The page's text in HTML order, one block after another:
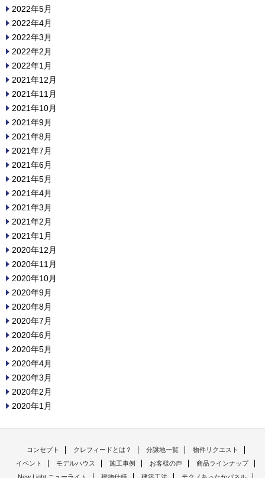
2022年5月
2022年4月
2022年3月
2022年2月
2022年1月
2021年12月
2021年11月
2021年10月
2021年9月
2021年8月
2021年7月
2021年6月
2021年5月
2021年4月
2021年3月
2021年2月
2021年1月
2020年12月
2020年11月
2020年10月
2020年9月
2020年8月
2020年7月
2020年6月
2020年5月
2020年4月
2020年3月
2020年2月
2020年1月
コンセプト クレフィードとは？ 分譲地一覧
物件リクエスト
イベント
モデルハウス 施工事例 お客様の声
商品ラインナップ
New Light ニューライト
建物仕様 建築工法 テクノあったかパネル